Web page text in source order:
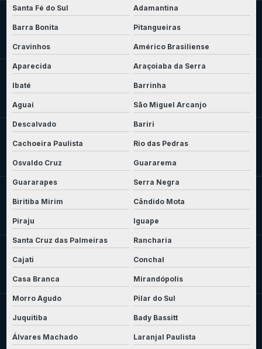
Santa Fé do Sul Adamantina
Barra Bonita Pitangueiras
Cravinhos Américo Brasiliense
Aparecida Araçoiaba da Serra
Ibaté Barrinha
Aguaí São Miguel Arcanjo
Descalvado Bariri
Cachoeira Paulista Rio das Pedras
Osvaldo Cruz Guararema
Guararapes Serra Negra
Biritiba Mirim Cândido Mota
Piraju Iguape
Santa Cruz das Palmeiras Rancharia
Cajati Conchal
Casa Branca Mirandópolis
Morro Agudo Pilar do Sul
Juquitiba Bady Bassitt
Álvares Machado Laranjal Paulista